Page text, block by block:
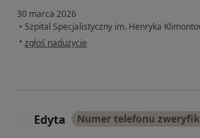
30 marca 2026
• Szpital Specjalistyczny im. Henryka
• w opinii użytkownika Olga
zgłoś nadużycie
Edyta Numer telefonu